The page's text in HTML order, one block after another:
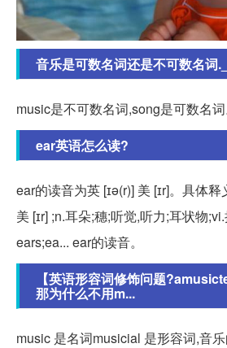
音乐是可数名词还是不可数名词
music是不可数名词,song是可数名词
ear英语怎么读?
ear的读音为英 [ɪə(r)] 美 [ɪr]。具体释
美 [ɪr] ;n.耳朵;穗;听觉,听力;耳状物
ears;ea... ear的读音。
【英语形容词修饰问题
那为什么不用m...
music 是名词musicial 是形容词,音